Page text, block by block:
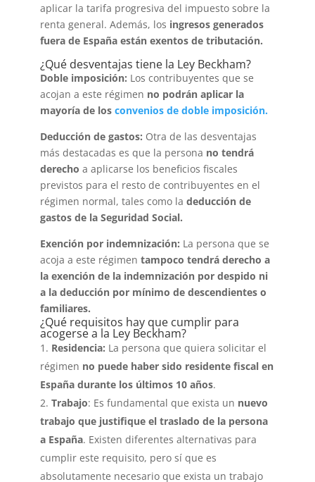
aplicar la tarifa progresiva del impuesto sobre la
renta general. Además, los ingresos generados
fuera de España están exentos de tributación.
¿Qué desventajas tiene la Ley Beckham?
Doble imposición: Los contribuyentes que se
acojan a este régimen no podrán aplicar la
mayoría de los convenios de doble imposición.
Deducción de gastos: Otra de las desventajas
más destacadas es que la persona no tendrá
derecho a aplicarse los beneficios fiscales
previstos para el resto de contribuyentes en el
régimen normal, tales como la deducción de
gastos de la Seguridad Social.
Exención por indemnización: La persona que se
acoja a este régimen tampoco tendrá derecho a
la exención de la indemnización por despido ni
a la deducción por mínimo de descendientes o
familiares.
¿Qué requisitos hay que cumplir para
acogerse a la Ley Beckham?
Residencia: La persona que quiera solicitar el
régimen no puede haber sido residente fiscal en
España durante los últimos 10 años.
Trabajo: Es fundamental que exista un nuevo
trabajo que justifique el traslado de la persona
a España. Existen diferentes alternativas para
cumplir este requisito, pero sí que es
absolutamente necesario que exista un trabajo